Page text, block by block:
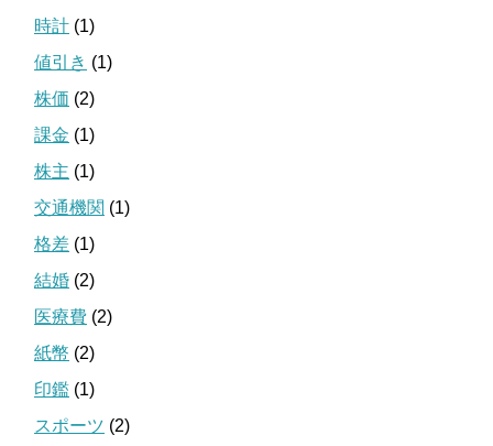
時計 (1)
値引き (1)
株価 (2)
課金 (1)
株主 (1)
交通機関 (1)
格差 (1)
結婚 (2)
医療費 (2)
紙幣 (2)
印鑑 (1)
スポーツ (2)